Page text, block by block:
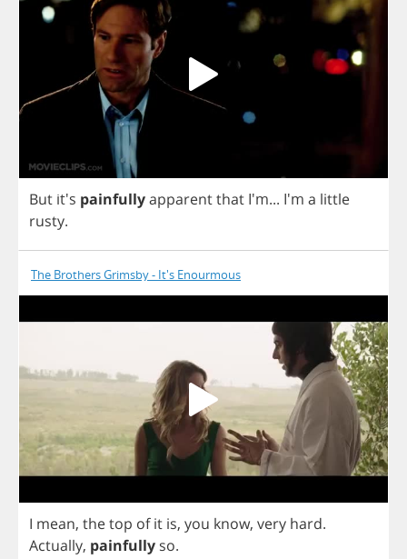
But it's painfullyapparentthat I'm... I'm a little
rusty.
The Brothers Grimsby - It's Enourmous
I mean, thetop of it is, you know, very hard.
Actually, painfully so.